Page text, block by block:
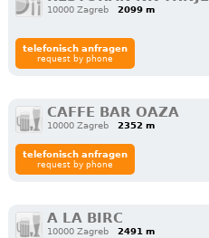
10000 Zagreb
2099 m
telefonisch anfragen
request by phone
CAFFE BAR OAZA
10000 Zagreb 2352 m
telefonisch anfragen
request by phone
A LA BIRC
10000 Zagreb 2491 m